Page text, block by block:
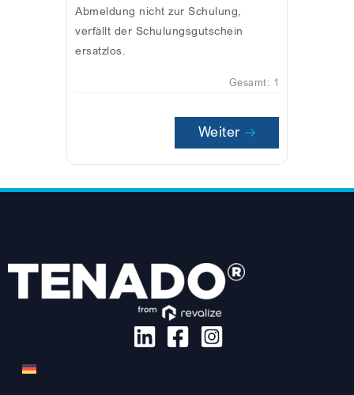
Abmeldung nicht zur Schulung,
verfällt der Schulungsgutschein
ersatzlos.
Gesamt: 1
Weiter